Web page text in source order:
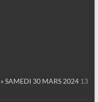
SAMEDI 30 MARS 2024 13